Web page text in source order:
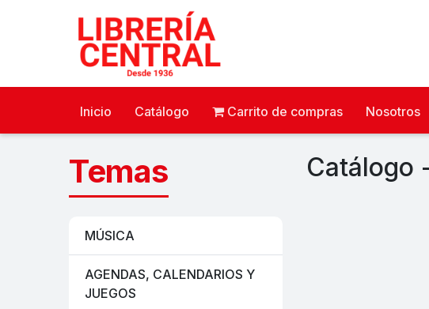
Inicio Catálogo Carrito de compras Nosotros
Temas
MÚSICA
AGENDAS, CALENDARIOS Y
JUEGOS
Catálogo